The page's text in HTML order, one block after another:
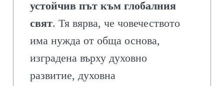
устойчив път към глобалния
свят. Тя вярва, че човечеството
има нужда от обща основа,
изградена върху духовно
развитие, духовна